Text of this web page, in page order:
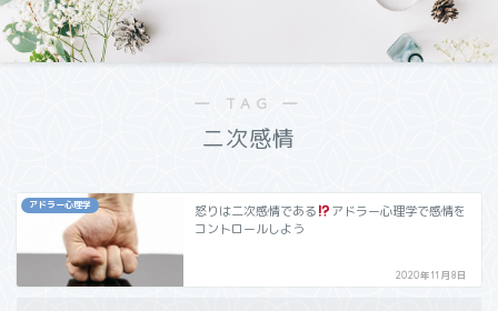
― TAG ―
二次感情
アドラー心理学 怒りは二次感情である
アドラー心理学で感情を
コントロールしよう
2020年11月8日